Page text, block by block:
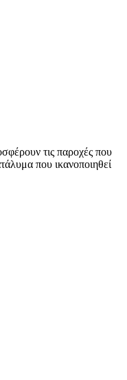
τις παροχές που
που ικανοποιηθεί